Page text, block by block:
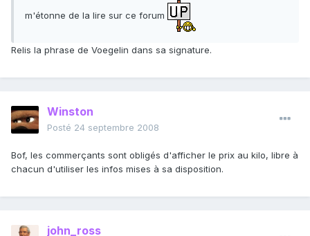
m'étonne de la lire sur ce forum
Relis la phrase de Voegelin dans sa signature.
Winston
Posté 24 septembre 2008
Bof, les commerçants sont obligés d'afficher le prix au kilo, libre à
chacun d'utiliser les infos mises à sa disposition.
john_ross